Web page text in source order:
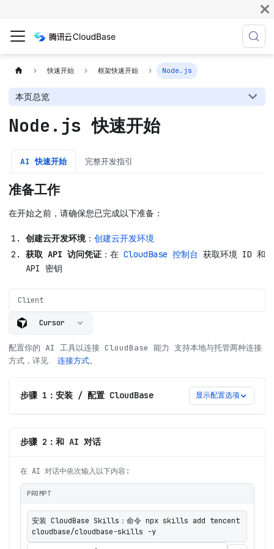
快速开始 框架快速开始 Node.js
本页总览
Node.js 快速开始
AI 快速开始 完整开发指引
准备工作
在开始之前，请确保您已完成以下准备：
创建云开发环境： 创建云开发环境
获取 API 访问凭证 ：在 CloudBase 控制台 获取环境 ID 和
API 密钥
Client
Cursor
配置你的 AI 工具以连接 CloudBase 能力 支持本地与托管两种连接
方式，详见
连接方式。
步骤 1：安装 / 配置 CloudBase 显示配置选项
步骤 2：和 AI 对话
在 AI 对话中依次输入以下内容:
PROMPT
安装 CloudBase Skills：命令 npx skills add tencent
cloudbase/cloudbase-skills -y